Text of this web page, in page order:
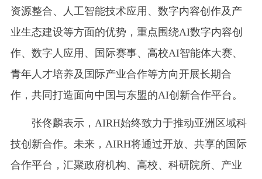
资源整合、人工智能技术应用、数字内容创作及产
业生态建设等方面的优势，重点围绕AI数字内容创
作、数字人应用、国际赛事、高校AI智能体大赛、
青年人才培养及国际产业合作等方向开展长期合
作，共同打造面向中国与东盟的AI创新合作平台。
张佟麟表示，AIRH始终致力于推动亚洲区域科
技创新合作。未来，AIRH将通过开放、共享的国际
合作平台，汇聚政府机构、高校、科研院所、产业